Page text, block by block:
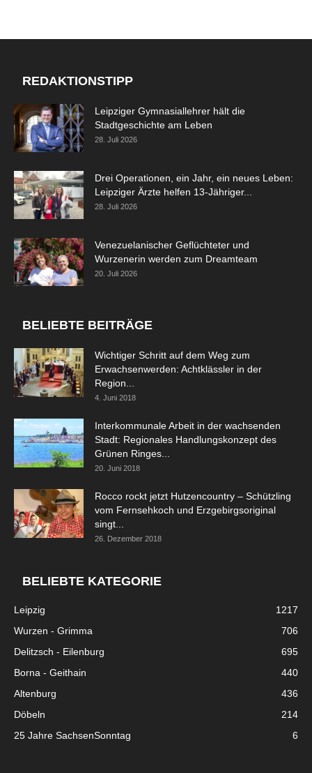
REDAKTIONSTIPP
Leipziger Gymnasiallehrer hält die
Stadtgeschichte am Leben
28. Juli 2026
Drei Operationen, ein Jahr, ein neues Leben:
Leipziger Ärzte helfen 13-Jähriger...
28. Juli 2026
Venezuelanischer Geflüchteter und
Wurzenerin werden zum Dreamteam
20. Juli 2026
BELIEBTE BEITRÄGE
Wichtiger Schritt auf dem Weg zum
Erwachsenwerden: Achtklässler in der
Region...
4. Juni 2018
Interkommunale Arbeit in der wachsenden
Stadt: Regionales Handlungskonzept des
Grünen Ringes...
20. Juni 2018
Rocco rockt jetzt Hutzencountry – Schützling
vom Fernsehkoch und Erzgebirgsoriginal
singt...
26. Dezember 2018
BELIEBTE KATEGORIE
Leipzig
1217
Wurzen - Grimma
706
Delitzsch - Eilenburg
695
Borna - Geithain
440
Altenburg
436
Döbeln
214
25 Jahre SachsenSonntag
6